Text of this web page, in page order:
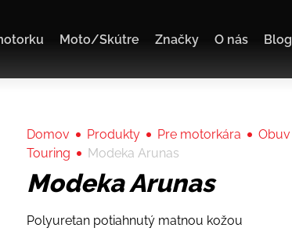
Moto/Skútre Značky O nás Blog
Domov Produkty Pre motorkára
Obuv
Touring
Modeka Arunas
Modeka Arunas
Polyuretan potiahnutý matnou kožou